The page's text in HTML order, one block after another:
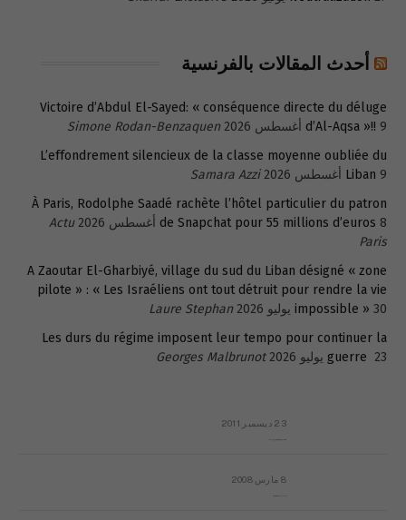
أحدث المقالات بالفرنسية
Victoire d’Abdul El-Sayed: « conséquence directe du déluge
d’Al-Aqsa »!! 9 أغسطس 2026
Simone Rodan-Benzaquen
L’effondrement silencieux de la classe moyenne oubliée du
Liban 9 أغسطس 2026
Samara Azzi
À Paris, Rodolphe Saadé rachète l’hôtel particulier du patron
de Snapchat pour 55 millions d’euros 8 أغسطس 2026
Actu
Paris
A Zaoutar El-Gharbiyé, village du sud du Liban désigné « zone
pilote » : « Les Israéliens ont tout détruit pour rendre la vie
impossible » 30 يوليو 2026
Laure Stephan
Les durs du régime imposent leur tempo pour continuer la
guerre 23 يوليو 2026 Georges Malbrunot
23 ديسمبر 2011
8 مارس 2008